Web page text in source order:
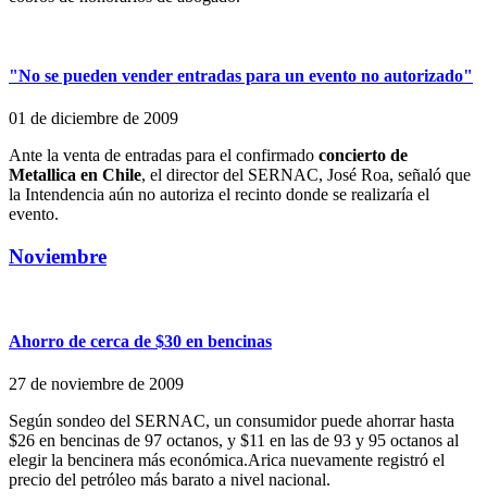
"No se pueden vender entradas para un evento no autorizado"
01 de diciembre de 2009
Ante la venta de entradas para el confirmado concierto de
Metallica en Chile, el director del SERNAC, José Roa, señaló que
la Intendencia aún no autoriza el recinto donde se realizaría el
evento.
Noviembre
Ahorro de cerca de $30 en bencinas
27 de noviembre de 2009
Según sondeo del SERNAC, un consumidor puede ahorrar hasta
$26 en bencinas de 97 octanos, y $11 en las de 93 y 95 octanos al
elegir la bencinera más económica.Arica nuevamente registró el
precio del petróleo más barato a nivel nacional.